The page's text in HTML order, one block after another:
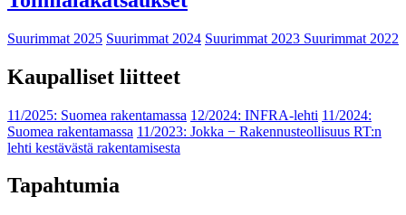
Suurimmat 2025 Suurimmat 2024 Suurimmat 2023 Suurimmat 2022
Kaupalliset liitteet
11/2025: Suomea rakentamassa 12/2024: INFRA-lehti 11/2024:
Suomea rakentamassa 11/2023: Jokka − Rakennusteollisuus RT:n
lehti kestävästä rakentamisesta
Tapahtumia